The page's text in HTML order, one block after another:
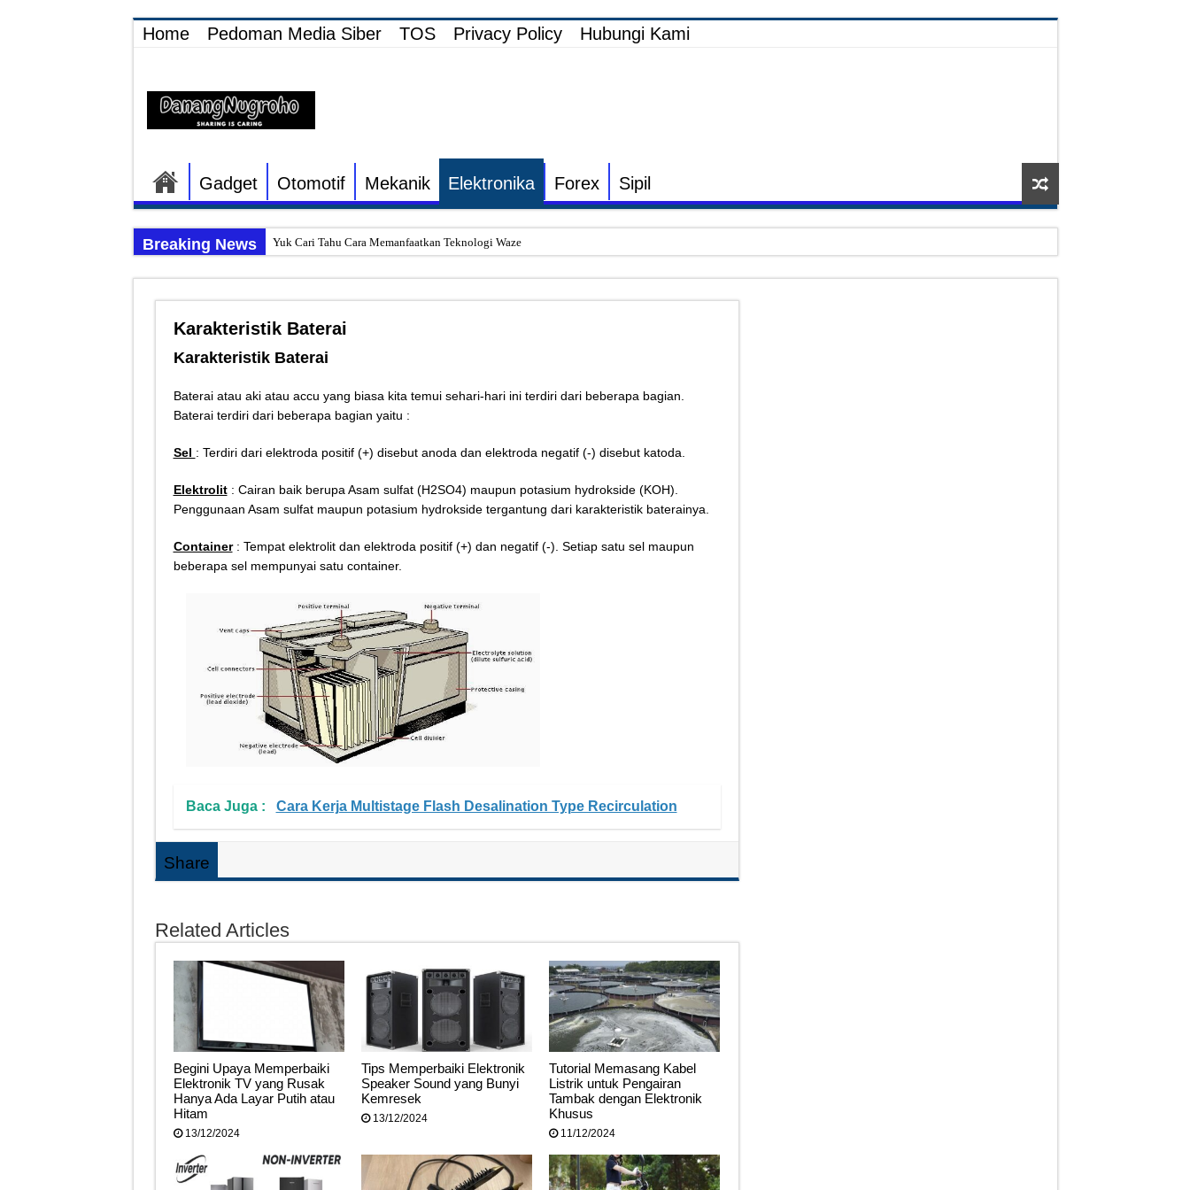
Home Pedoman Media Siber TOS Privacy Policy Hubungi Kami
Gadget Otomotif Mekanik Elektronika Forex Sipil
Breaking News Yuk Cari Tahu Cara Memanfaatkan Teknologi Waze
Tips Memperbaiki Elektronik Speaker Sound yang Bunyi Kemresek
Penyebab Rem Susah Digerakin dan Cara Mengatasinya
Tutorial Memasang Kabel Listrik untuk Pengairan Tambak dengan Elektronik Khusus
Tips Atasi Motor Bunyi Kletek-Kletek Tanpa Panik Undang Mekanik
Teknologi Bikin Bisnis Makanan Kamu Makin Cuan! Begini Cara Buka GoFood 2024
Karakteristik Baterai
Karakteristik Baterai
Baterai atau aki atau accu yang biasa kita temui sehari-hari ini terdiri dari beberapa bagian.
Baterai terdiri dari beberapa bagian yaitu :
Sel : Terdiri dari elektroda positif (+) disebut anoda dan elektroda negatif (-) disebut katoda.
Elektrolit: Cairan baik berupa Asam sulfat (H2SO4) maupun potasium hydrokside (KOH).
Penggunaan Asam sulfat maupun potasium hydrokside tergantung dari karakteristik baterainya.
Container: Tempat elektrolit dan elektroda positif (+) dan negatif (-). Setiap satu sel maupun
beberapa sel mempunyai satu container.
Baca Juga : Cara Kerja Multistage Flash Desalination Type Recirculation
Share
Related Articles
Begini Upaya Memperbaiki
Elektronik TV yang Rusak
Hanya Ada Layar Putih atau
Hitam
13/12/2024
Tips Memperbaiki Elektronik
Speaker Sound yang Bunyi
Kemresek
13/12/2024
Tutorial Memasang Kabel
Listrik untuk Pengairan
Tambak dengan Elektronik
Khusus
11/12/2024